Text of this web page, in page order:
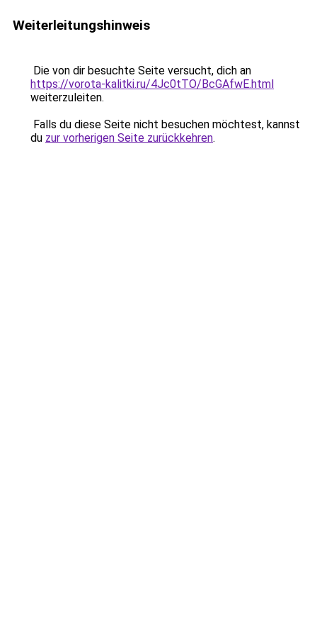
Weiterleitungshinweis
Die von dir besuchte Seite versucht, dich an
https://vorota-kalitki.ru/4Jc0tTO/BcGAfwE.html
weiterzuleiten.
Falls du diese Seite nicht besuchen möchtest, kannst
du zur vorherigen Seite zurückkehren.